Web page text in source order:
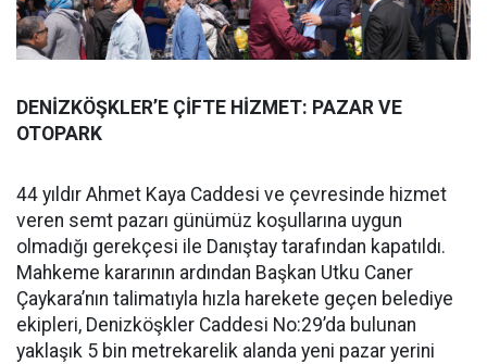
DENİZKÖŞKLER’E ÇİFTE HİZMET: PAZAR VE
OTOPARK
44 yıldır Ahmet Kaya Caddesi ve çevresinde hizmet
veren semt pazarı günümüz koşullarına uygun
olmadığı gerekçesi ile Danıştay tarafından kapatıldı.
Mahkeme kararının ardından Başkan Utku Caner
Çaykara’nın talimatıyla hızla harekete geçen belediye
ekipleri, Denizköşkler Caddesi No:29’da bulunan
yaklaşık 5 bin metrekarelik alanda yeni pazar yerini